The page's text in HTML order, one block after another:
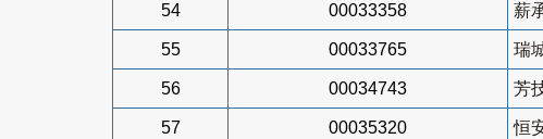
54 00033358 薪
55 00033765 瑞
56 00034743 芳
57 00035320 恒